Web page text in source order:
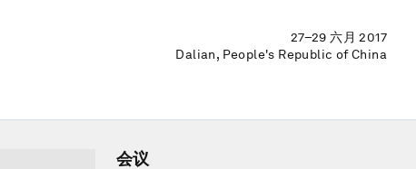
27–29 六月 2017
Dalian, People's Republic of China
会议